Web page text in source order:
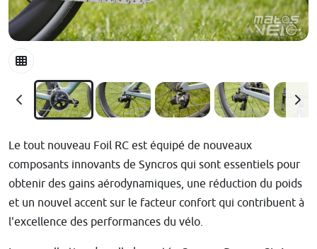
Le tout nouveau Foil RC est équipé de nouveaux
composants innovants de Syncros qui sont essentiels pour
obtenir des gains aérodynamiques, une réduction du poids
et un nouvel accent sur le facteur confort qui contribuent à
l'excellence des performances du vélo.